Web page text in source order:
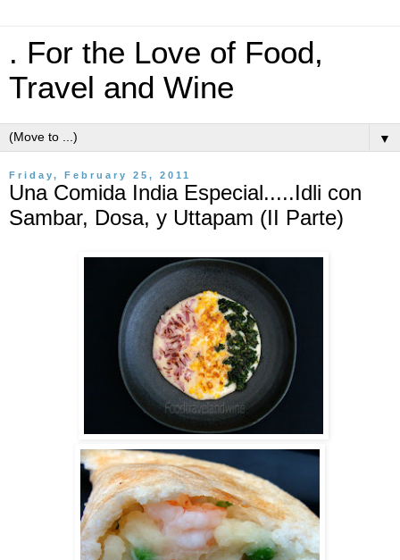
. For the Love of Food,
Travel and Wine
▼
Friday, February 25, 2011
Una Comida India Especial.....Idli con
Sambar, Dosa, y Uttapam (II Parte)